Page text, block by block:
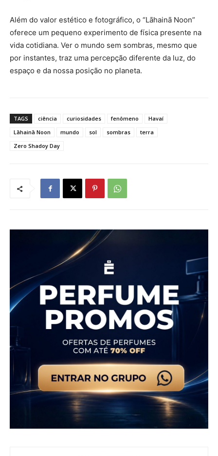
Além do valor estético e fotográfico, o “Lāhainā Noon”
oferece um pequeno experimento de física presente na
vida cotidiana. Ver o mundo sem sombras, mesmo que
por instantes, traz uma percepção diferente da luz, do
espaço e da nossa posição no planeta.
TAGS ciência curiosidades fenômeno
Havaí
Lāhainā Noon
mundo sol sombras
terra
Zero Shadoy Day